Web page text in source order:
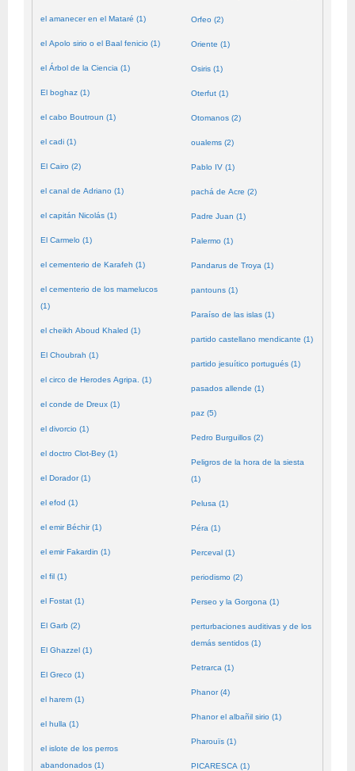
el amanecer en el Mataré (1)
el Apolo sirio o el Baal fenicio (1)
el Árbol de la Ciencia (1)
El boghaz (1)
el cabo Boutroun (1)
el cadi (1)
El Cairo (2)
el canal de Adriano (1)
el capitán Nicolás (1)
El Carmelo (1)
el cementerio de Karafeh (1)
el cementerio de los mamelucos
(1)
el cheikh Aboud Khaled (1)
El Choubrah (1)
el circo de Herodes Agripa. (1)
el conde de Dreux (1)
el divorcio (1)
el doctro Clot-Bey (1)
el Dorador (1)
el efod (1)
el emir Béchir (1)
el emir Fakardin (1)
el fil (1)
el Fostat (1)
El Garb (2)
El Ghazzel (1)
El Greco (1)
el harem (1)
el hulla (1)
el islote de los perros
abandonados (1)
Orfeo (2)
Oriente (1)
Osiris (1)
Oterfut (1)
Otomanos (2)
oualems (2)
Pablo IV (1)
pachá de Acre (2)
Padre Juan (1)
Palermo (1)
Pandarus de Troya (1)
pantouns (1)
Paraíso de las islas (1)
partido castellano mendicante (1)
partido jesuítico portugués (1)
pasados allende (1)
paz (5)
Pedro Burguillos (2)
Peligros de la hora de la siesta
(1)
Pelusa (1)
Péra (1)
Perceval (1)
periodismo (2)
Perseo y la Gorgona (1)
perturbaciones auditivas y de los
demás sentidos (1)
Petrarca (1)
Phanor (4)
Phanor el albañil sirio (1)
Pharouïs (1)
PICARESCA (1)